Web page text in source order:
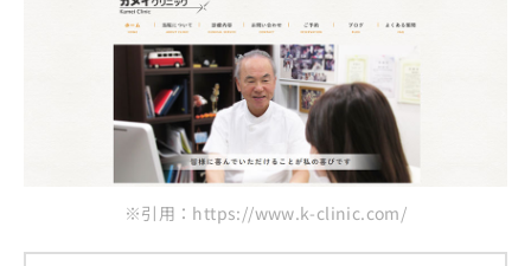
※引用：https://www.k-clinic.com/